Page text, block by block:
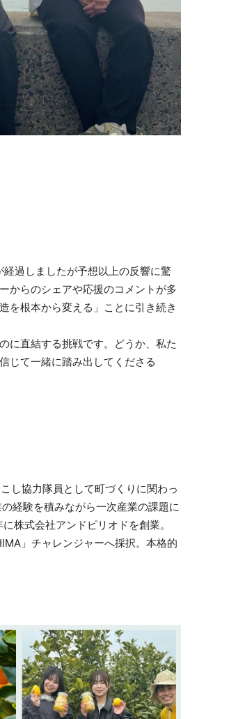
経過しましたが予想以上の反響に驚
からのシェアや応援のコメントが多
を根本から変える」ことに引き続き
に直結する挑戦です。どうか、私た
じて一緒に踏み出してくださる
し協力隊員として町づくりに関わっ
経験を積みながら一次産業の課題に
株式会社アンドピリオドを創業。
」チャレンジャーへ採択。本格的